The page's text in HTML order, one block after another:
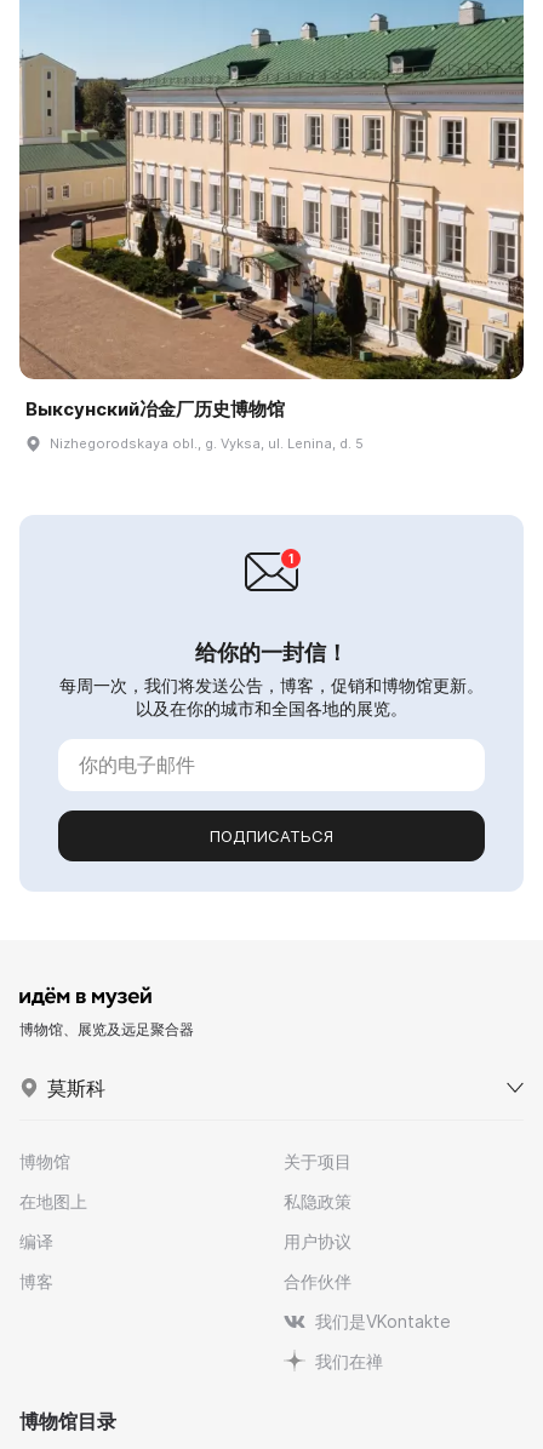
Выксунский冶金厂历史博物馆
Nizhegorodskaya obl., g. Vyksa, ul. Lenina, d. 5
给你的一封信！
每周一次，我们将发送公告，博客，促销和博物馆更新。
以及在你的城市和全国各地的展览。
ПОДПИСАТЬСЯ
博物馆、展览及远足聚合器
莫斯科
博物馆
在地图上
编译
博客
关于项目
私隐政策
用户协议
合作伙伴
我们是VKontakte
我们在禅
博物馆目录